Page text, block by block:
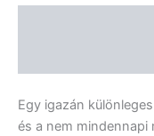
Egy igazán
és a nem mindennapi